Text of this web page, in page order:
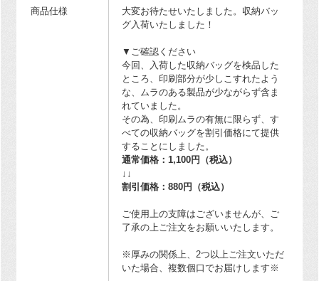
商品仕様
大変お待たせいたしました。収納バッ
グ入荷いたしました！
▼ご確認ください
今回、入荷した収納バッグを検品した
ところ、印刷部分が少しこすれたよう
な、ムラのある製品が少ながらず含ま
れていました。
その為、印刷ムラの有無に限らず、す
べての収納バッグを割引価格にて提供
することにしました。
通常価格：1,100円（税込）
↓↓
割引価格：880円（税込）
ご使用上の支障はございませんが、ご
了承の上ご注文をお願いいたします。
※厚みの関係上、2つ以上ご注文いただ
いた場合、複数個口でお届けします※